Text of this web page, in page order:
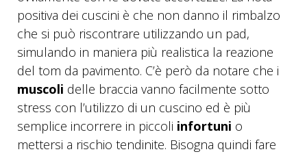
positiva dei cuscini è che non danno il rimbalzo
che si può riscontrare utilizzando un pad,
simulando in maniera più realistica la reazione
del tom da pavimento. C’è però da notare che i
muscoli delle braccia vanno facilmente sotto
stress con l’utilizzo di un cuscino ed è più
semplice incorrere in piccoli infortuni o
mettersi a rischio tendinite. Bisogna quindi fare